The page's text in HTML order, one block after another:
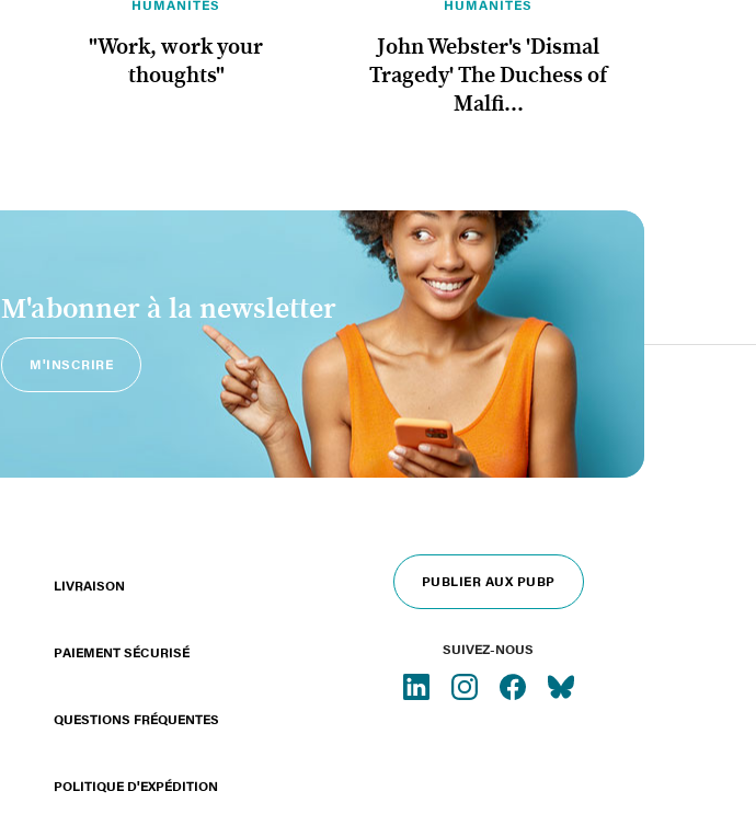
HUMANITÉS
"Work, work your
thoughts"
HUMANITÉS
John Webster's 'Dismal
Tragedy' The Duchess of
Malfi...
M'abonner à la newsletter
M'INSCRIRE
LIVRAISON
PAIEMENT SÉCURISÉ
QUESTIONS FRÉQUENTES
POLITIQUE D'EXPÉDITION
PUBLIER AUX PUBP
SUIVEZ-NOUS